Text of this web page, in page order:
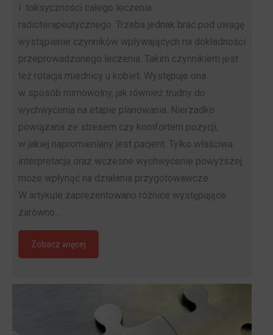
i toksyczności całego leczenia
radioterapeutycznego. Trzeba jednak brać pod uwagę
wystąpienie czynników wpływających na dokładności
przeprowadzonego leczenia. Takim czynnikiem jest
też rotacja miednicy u kobiet. Występuje ona
w sposób mimowolny, jak również trudny do
wychwycenia na etapie planowania. Nierzadko
powiązana ze stresem czy komfortem pozycji,
w jakiej napromieniany jest pacjent. Tylko właściwa
interpretacja oraz wczesne wychwycenie powyższej
może wpłynąć na działania przygotowawcze.
W artykule zaprezentowano różnice występujące
zarówno…
Zobacz więcej